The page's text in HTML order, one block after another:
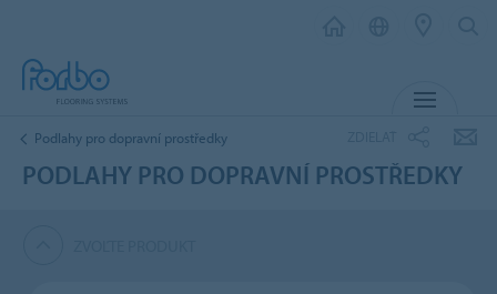
Podlahy pro dopravní prostředky
PODLAHY PRO DOPRAVNÍ PROSTŘEDKY